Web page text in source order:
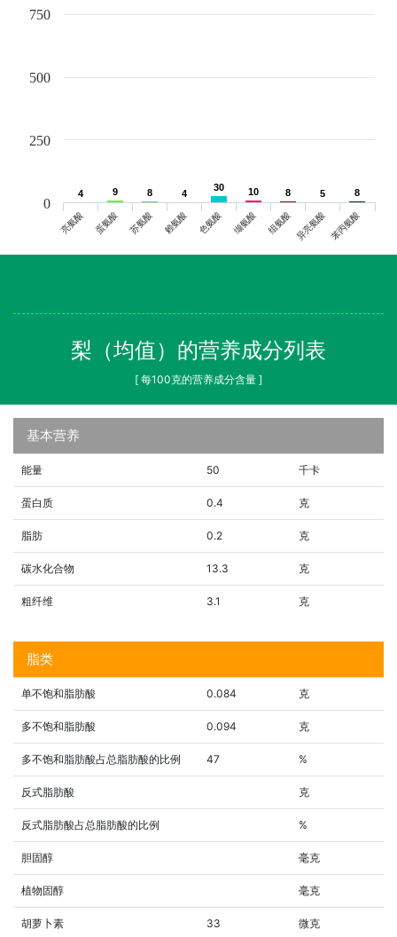
4
4 9
9 8
8 4
4
30
30 10
10 8
8 5
5 8
8
亮氨酸 蛋氨酸 苏氨酸 赖氨酸 色氨酸 缬氨酸 组氨酸 异亮氨酸苯丙氨酸
0
250
500
750
梨（均值）的营养成分列表
[ 每100克的营养成分含量 ]
基本营养
能量 50 千卡
蛋白质 0.4 克
脂肪 0.2 克
碳水化合物 13.3 克
粗纤维 3.1 克
脂类
单不饱和脂肪酸 0.084 克
多不饱和脂肪酸 0.094 克
多不饱和脂肪酸占总脂肪酸的比例 47 %
反式脂肪酸 克
反式脂肪酸占总脂肪酸的比例 %
胆固醇 毫克
植物固醇 毫克
胡萝卜素 33 微克